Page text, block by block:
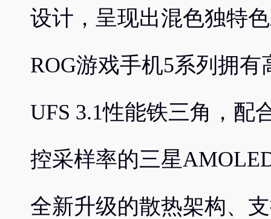
设计，呈现出混色独特
ROG游戏手机5系列拥有
UFS 3.1性能铁三角，配
控采样率的三星
全新升级的散热架构、